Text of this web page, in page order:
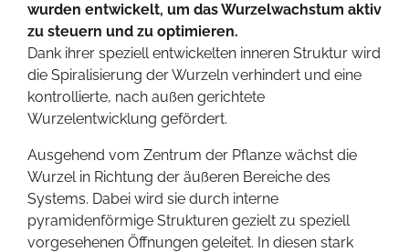
wurden entwickelt, um das Wurzelwachstum aktiv
zu steuern und zu optimieren.
Dank ihrer speziell entwickelten inneren Struktur wird
die Spiralisierung der Wurzeln verhindert und eine
kontrollierte, nach außen gerichtete
Wurzelentwicklung gefördert.
Ausgehend vom Zentrum der Pflanze wächst die
Wurzel in Richtung der äußeren Bereiche des
Systems. Dabei wird sie durch interne
pyramidenförmige Strukturen gezielt zu speziell
vorgesehenen Öffnungen geleitet. In diesen stark